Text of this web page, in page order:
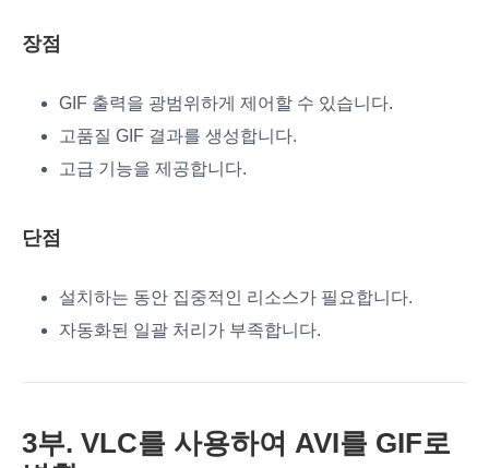
장점
GIF 출력을 광범위하게 제어할 수 있습니다.
고품질 GIF 결과를 생성합니다.
고급 기능을 제공합니다.
단점
설치하는 동안 집중적인 리소스가 필요합니다.
자동화된 일괄 처리가 부족합니다.
3부. VLC를 사용하여 AVI를 GIF로